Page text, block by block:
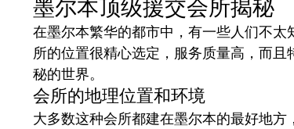
墨尔本顶级援交会所揭秘
在墨尔本繁华的都市中，有一些人们不
所的位置很精心选定，服务质量高，而
秘的世界。
会所的地理位置和环境
大多数这种会所都建在墨尔本的最好地